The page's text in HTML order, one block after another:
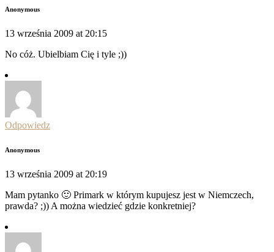
Anonymous
13 września 2009 at 20:15
No cóż. Ubielbiam Cię i tyle ;))
Odpowiedz
Anonymous
13 września 2009 at 20:19
Mam pytanko 🙂 Primark w którym kupujesz jest w Niemczech,
prawda? ;)) A można wiedzieć gdzie konkretniej?